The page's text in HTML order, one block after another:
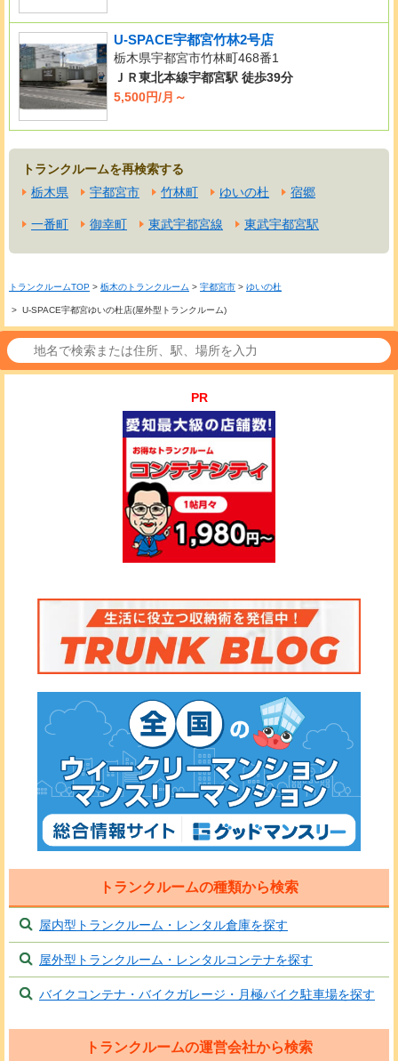
U-SPACE宇都宮竹林2号店
栃木県宇都宮市竹林町468番1
ＪＲ東北本線宇都宮駅 徒歩39分
5,500円/月～
トランクルームを再検索する
栃木県
宇都宮市 竹林町 ゆいの杜 宿郷
一番町 御幸町 東武宇都宮線 東武宇都宮駅
トランクルームTOP > 栃木のトランクルーム > 宇都宮市 > ゆいの杜
> U-SPACE宇都宮ゆいの杜店(屋外型トランクルーム)
PR
トランクルームの種類から検索
屋内型トランクルーム・レンタル倉庫を探す
屋外型トランクルーム・レンタルコンテナを探す
バイクコンテナ・バイクガレージ・月極バイク駐車場を探す
トランクルームの運営会社から検索